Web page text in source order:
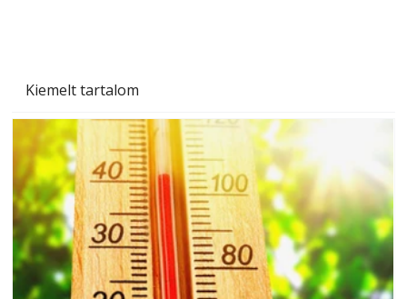
Kiemelt tartalom